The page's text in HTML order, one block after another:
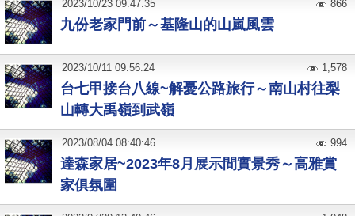
九份老家門前～基隆山的山嵐風雲
2023/10/23 09:47:35 866
台七甲接台八線~解憂公路旅行～南山村往梨
山轉大禹嶺到武嶺
2023/10/11 09:56:24 1,578
達森家居~2023年8月展示間實景秀～高雅賞
家俱氛圍
2023/08/04 08:40:46 994